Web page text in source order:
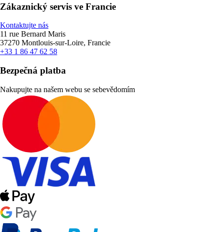
Zákaznický servis ve Francie
Kontaktujte nás
11 rue Bernard Maris
37270 Montlouis-sur-Loire, Francie
+33 1 86 47 62 58
Bezpečná platba
Nakupujte na našem webu se sebevědomím